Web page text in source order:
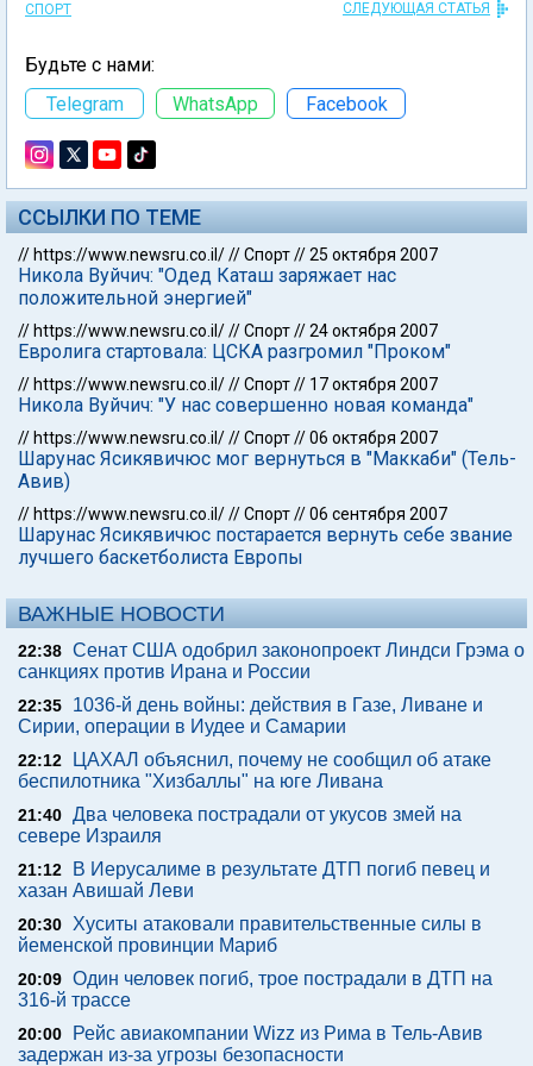
СПОРТ СЛЕДУЮЩАЯ СТАТЬЯ
Будьте с нами:
Telegram
WhatsApp Facebook
ССЫЛКИ ПО ТЕМЕ
// https://www.newsru.co.il///Спорт//25 октября 2007
Никола Вуйчич: "Одед Каташ заряжает нас
положительной энергией"
// https://www.newsru.co.il///Спорт//24 октября 2007
Евролига стартовала: ЦСКА разгромил "Проком"
// https://www.newsru.co.il///Спорт// 17 октября 2007
Никола Вуйчич: "У нас совершенно новая команда"
// https://www.newsru.co.il///Спорт//06 октября 2007
Шарунас Ясикявичюс мог вернуться в "Маккаби" (Тель-
Авив)
// https://www.newsru.co.il///Спорт//06 сентября 2007
Шарунас Ясикявичюс постарается вернуть себе звание
лучшего баскетболиста Европы
ВАЖНЫЕ НОВОСТИ
22:38 Сенат США одобрил законопроект Линдси Грэма о
санкциях против Ирана и России
22:35
1036-й день войны: действия в Газе, Ливане и
Сирии, операции в Иудее и Самарии
22:12
ЦАХАЛ объяснил, почему не сообщил об атаке
беспилотника "Хизбаллы" на юге Ливана
21:40 Два человека пострадали от укусов змей на
севере Израиля
21:12
В Иерусалиме в результате ДТП погиб певец и
хазан Авишай Леви
20:30
Хуситы атаковали правительственные силы в
йеменской провинции Мариб
20:09 Один человек погиб, трое пострадали в ДТП на
316-й трассе
20:00
Рейс авиакомпании Wizz из Рима в Тель-Авив
задержан из-за угрозы безопасности